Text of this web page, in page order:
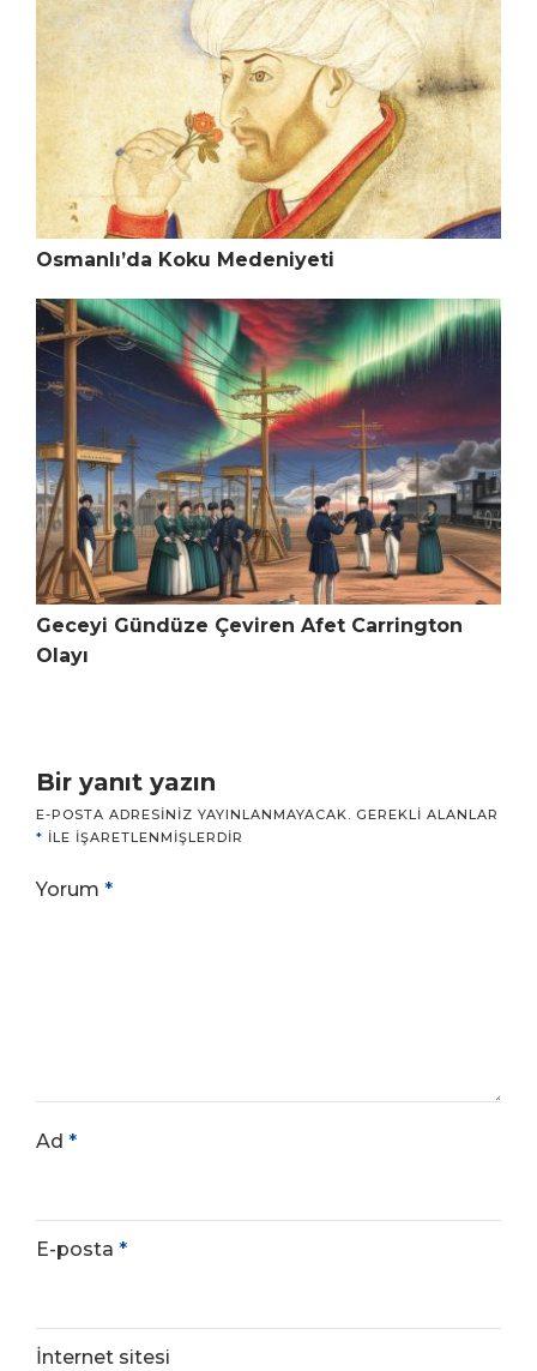
Osmanlı’da Koku Medeniyeti
Geceyi Gündüze Çeviren Afet Carrington
Olayı
Bir yanıt yazın
E-POSTA ADRESINIZ YAYINLANMAYACAK. GEREKLI ALANLAR
* ILE IŞARETLENMIŞLERDIR
Yorum *
Ad *
E-posta *
İnternet sitesi